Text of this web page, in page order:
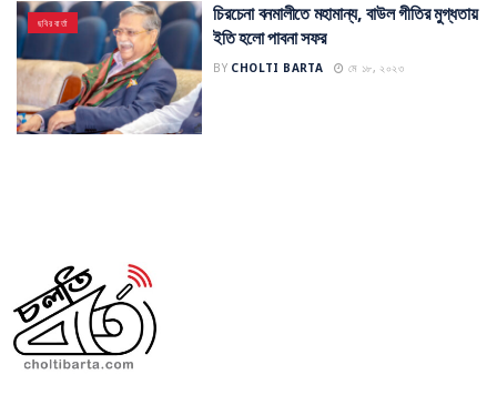
ছবির বার্তা
চিরচেনা বনমালীতে মহামান্য, বাউল গীতির মুগ্ধতায়
ইতি হলো পাবনা সফর
BY CHOLTI BARTA মে ১৮, ২০২৩